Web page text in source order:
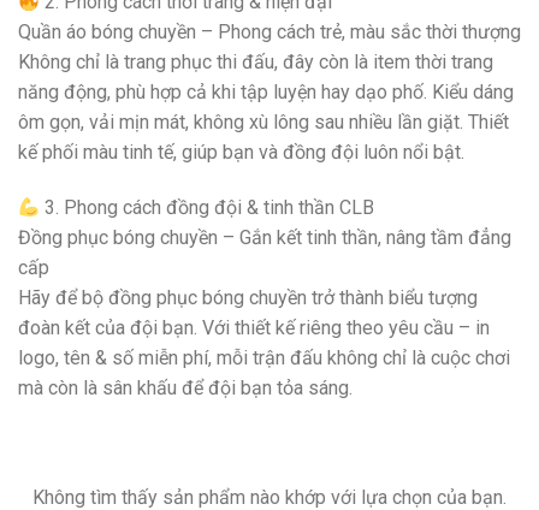
Quần áo bóng chuyền – Phong cách trẻ, màu sắc thời thượng
Không chỉ là trang phục thi đấu, đây còn là item thời trang
năng động, phù hợp cả khi tập luyện hay dạo phố. Kiểu dáng
ôm gọn, vải mịn mát, không xù lông sau nhiều lần giặt. Thiết
kế phối màu tinh tế, giúp bạn và đồng đội luôn nổi bật.
3. Phong cách đồng đội & tinh thần CLB
Đồng phục bóng chuyền – Gắn kết tinh thần, nâng tầm đẳng
cấp
Hãy để bộ đồng phục bóng chuyền trở thành biểu tượng
đoàn kết của đội bạn. Với thiết kế riêng theo yêu cầu – in
logo, tên & số miễn phí, mỗi trận đấu không chỉ là cuộc chơi
mà còn là sân khấu để đội bạn tỏa sáng.
Không tìm thấy sản phẩm nào khớp với lựa chọn của bạn.